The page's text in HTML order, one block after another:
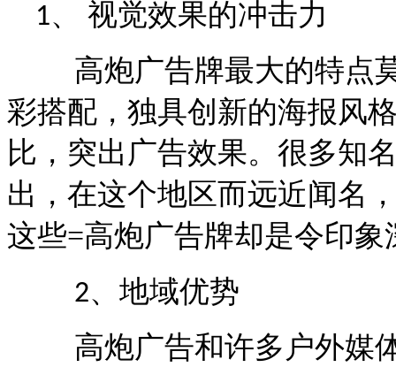
1、 视觉效果的冲击力
高炮广告牌最大的特点
彩搭配，独具创新的海报风
比，突出广告效果。 很多知
出， 在这个地区而远近闻名
这些=高炮广告牌却是令印象
2、 地域优势
高炮广告和许多户外媒体